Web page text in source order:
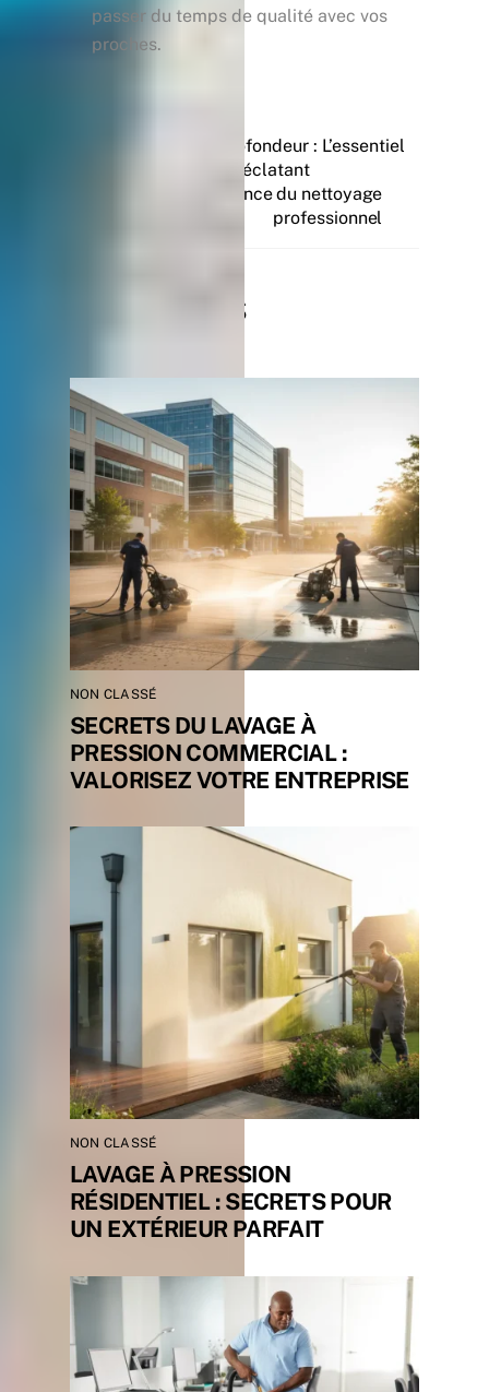
passer du temps de qualité avec vos
proches.
Nettoyage en profondeur : L’essentiel
pour un intérieur éclatant
Tergeo : l’excellence du nettoyage
professionnel
Related Posts
NON CLASSÉ
SECRETS DU LAVAGE À
PRESSION COMMERCIAL :
VALORISEZ VOTRE ENTREPRISE
NON CLASSÉ
LAVAGE À PRESSION
RÉSIDENTIEL : SECRETS POUR
UN EXTÉRIEUR PARFAIT